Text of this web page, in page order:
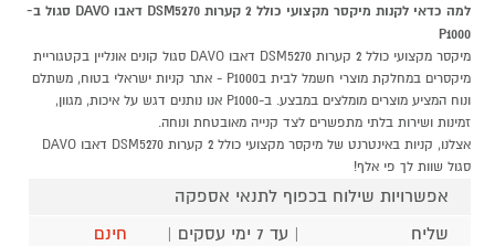
למה כדאי לקנות מיקסר מקצועי כולל 2 קערות DSM5270 דאבו DAVO סגול ב-
P1000
מיקסר מקצועי כולל 2 קערות DSM5270 דאבו DAVO סגול קונים אונליין בקטגוריית
מיקסרים במחלקת מוצרי חשמל לבית בP1000 - אתר קניות ישראלי בטוח, משתלם
ונוח המציע מוצרים מומלצים במבצע. ב-P1000 אנו נותנים דגש על איכות, מגוון,
זמינות ושירות בלתי מתפשרים לצד קנייה מאובטחת ונוחה.
אצלנו, קניות באינטרנט של מיקסר מקצועי כולל 2 קערות DSM5270 דאבו DAVO
סגול שוות לך פי אלף!
אפשרויות שילוח בכפוף לתנאי אספקה
שליח
| עד 7 ימי עסקים |
חינם